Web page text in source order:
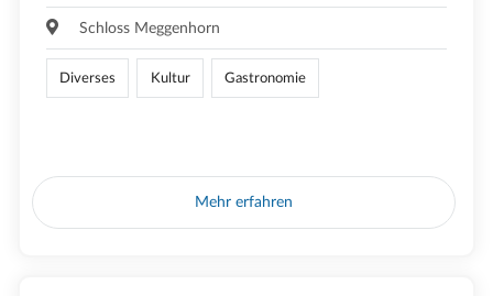
Schloss Meggenhorn
Diverses Kultur Gastronomie
Mehr erfahren